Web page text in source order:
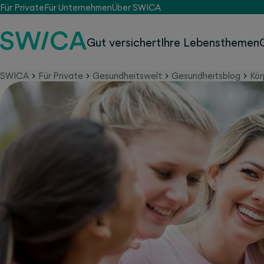
Für PrivateFür UnternehmenÜber SWICA
Gut versichertIhre Lebensthemen
SWICA Für Private Gesundheitswelt Gesundheitsblog